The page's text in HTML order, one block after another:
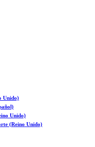
Unido)
Unido)
(Reino Unido)